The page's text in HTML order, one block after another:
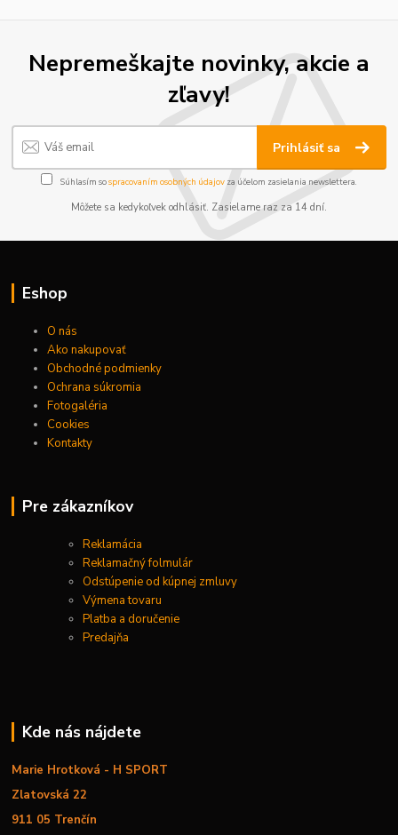
Nepremeškajte novinky, akcie a
zľavy!
Prihlásiť sa
Súhlasím sospracovaním osobných údajov za účelom zasielania newslettera.
Môžete sa kedykoľvek odhlásiť. Zasielame raz za 14 dní.
Eshop
O nás
Ako nakupovať
Obchodné podmienky
Ochrana súkromia
Fotogaléria
Cookies
Kontakty
Pre zákazníkov
Reklamácia
Reklamačný folmulár
Odstúpenie od kúpnej zmluvy
Výmena tovaru
Platba a doručenie
Predajňa
Kde nás nájdete
Marie Hrotková - H SPORT
Zlatovská 22
911 05 Trenčín